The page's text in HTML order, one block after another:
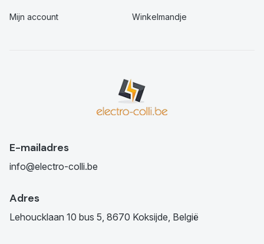
Mijn account Winkelmandje
E-mailadres
info@electro-colli.be
Adres
Lehoucklaan 10 bus 5, 8670 Koksijde, België